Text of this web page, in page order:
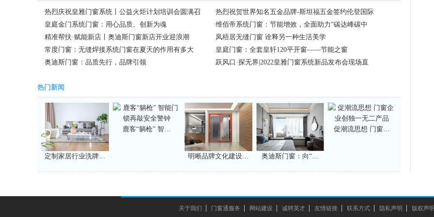
热烈庆祝皇雅门窗系统丨公益火炬计划培训会圆满召
开
热烈祝贺世界知名五金品牌-斯坦福五金签约伦登国际
门窗
皇庭金门系统门窗：用心品质、创新为魂
维佰帝系统门窗：节能增效，全面助力“碳达峰碳中
和”
精准帮扶·赋能新店丨奥迪斯门窗新店开业迎浪潮
凤梧居无缝门窗 诠释另一种生活美学
常度门窗：无缝焊接系统门窗在夏天的作用有多大
皇庭门窗：全套皇轩120平开窗——节能之窗
奥迪斯门窗：品质先行，品牌引领
跃风口·探无界|2022皇雅门窗系统新品发布会现场直
热门新闻
定制家居行业洗牌…
鹿客“躺枪” 智…
明晰品牌文化建设… 奥迪斯门窗：向“…
促潮流思想 门窗…
关于我们 门窗通服务 网站建设 诚聘英才 友情链接 联系方式 隐私声明 版权声明